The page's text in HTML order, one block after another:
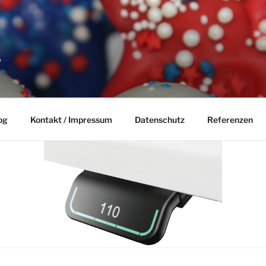
Kontakt / Impressum Datenschutz Referenzen